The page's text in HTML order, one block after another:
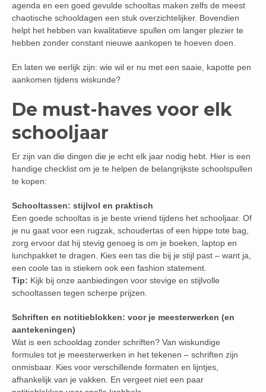
agenda en een goed gevulde schooltas maken zelfs de meest
chaotische schooldagen een stuk overzichtelijker. Bovendien
helpt het hebben van kwalitatieve spullen om langer plezier te
hebben zonder constant nieuwe aankopen te hoeven doen.
En laten we eerlijk zijn: wie wil er nu met een saaie, kapotte pen
aankomen tijdens wiskunde?
De must-haves voor elk
schooljaar
Er zijn van die dingen die je echt elk jaar nodig hebt. Hier is een
handige checklist om je te helpen de belangrijkste schoolspullen
te kopen:
Schooltassen: stijlvol en praktisch
Een goede schooltas is je beste vriend tijdens het schooljaar. Of
je nu gaat voor een rugzak, schoudertas of een hippe tote bag,
zorg ervoor dat hij stevig genoeg is om je boeken, laptop en
lunchpakket te dragen. Kies een tas die bij je stijl past – want ja,
een coole tas is stiekem ook een fashion statement.
Tip: Kijk bij onze aanbiedingen voor stevige en stijlvolle
schooltassen tegen scherpe prijzen.
Schriften en notitieblokken: voor je meesterwerken (en
aantekeningen)
Wat is een schooldag zonder schriften? Van wiskundige
formules tot je meesterwerken in het tekenen – schriften zijn
onmisbaar. Kies voor verschillende formaten en lijntjes,
afhankelijk van je vakken. En vergeet niet een paar